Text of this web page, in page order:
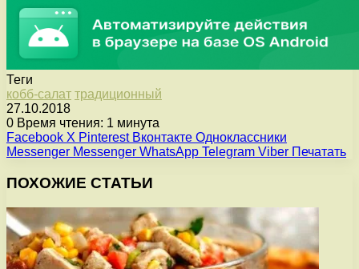
Теги
кобб-салат традиционный
27.10.2018
0 Время чтения: 1 минута
Facebook X Pinterest Вконтакте Одноклассники
Messenger Messenger WhatsApp Telegram Viber Печатать
ПОХОЖИЕ СТАТЬИ